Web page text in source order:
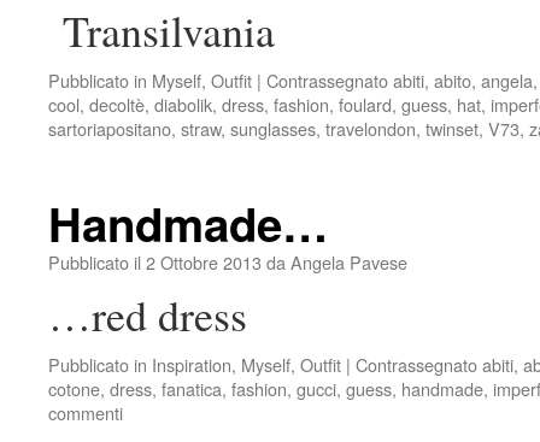
Transilvania
Pubblicato in Myself, Outfit | Contrassegnatoabiti, abito, angela
cool, decoltè, diabolik, dress, fashion, foulard, guess, hat,
sartoriapositano, straw, sunglasses, travelondon, twinset, V73,
Handmade…
Pubblicato il 2 Ottobre 2013 da Angela Pavese
…red dress
Pubblicato in Inspiration, Myself, Outfit | Contrassegnatoabiti,
cotone, dress, fanatica, fashion, gucci, guess, handmade,
commenti